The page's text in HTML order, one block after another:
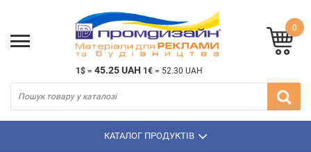
1$ = 45.25 UAH 1€ = 52.30 UAH
0
КАТАЛОГ ПРОДУКТІВ